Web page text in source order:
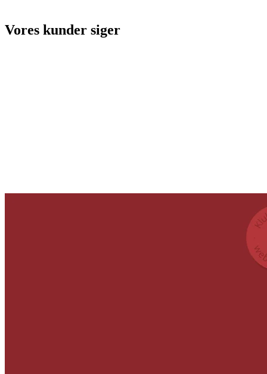
Vores kunder siger